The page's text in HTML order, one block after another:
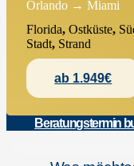
Orlando → Miami
Florida,Ostküste,
Stadt, Strand
ab 1.949€
Beratungstermin